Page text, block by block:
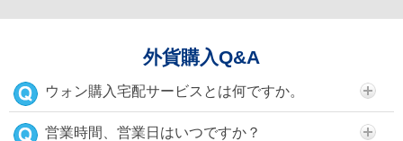
外貨購入Q&A
ウォン購入宅配サービスとは何ですか。
営業時間、営業日はいつですか？